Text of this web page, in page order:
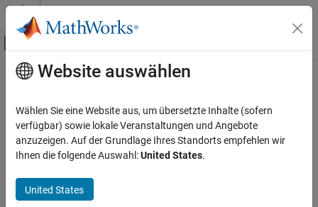
Weiter zum Inhalt
Umschaltung für Off-Canvas-
Startseite der Dokumentation
Hauptinhalt
How useful was this information?
Website auswählen
Wählen Sie eine Website aus, um übersetzte Inhalte (sofern
verfügbar) sowie lokale Veranstaltungen und Angebote
anzuzeigen. Auf der Grundlage Ihres Standorts empfehlen wir
Ihnen die folgende Auswahl:United States.
United States